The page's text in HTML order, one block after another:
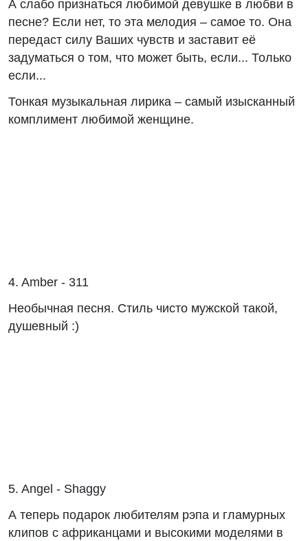
А слабо признаться любимой девушке в любви в
песне? Если нет, то эта мелодия – самое то. Она
передаст силу Ваших чувств и заставит её
задуматься о том, что может быть, если... Только
если...
Тонкая музыкальная лирика – самый изысканный
комплимент любимой женщине.
4. Amber - 311
Необычная песня. Стиль чисто мужской такой,
душевный :)
5. Angel - Shaggy
А теперь подарок любителям рэпа и гламурных
клипов с африканцами и высокими моделями в